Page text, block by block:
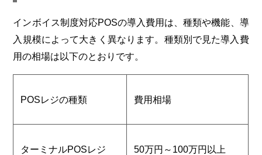
インボイス制度対応POSの導入費用は、種類や機能、導
入規模によって大きく異なります。種類別で見た導入費
用の相場は以下のとおりです。
POSレジの種類 費用相場
ターミナルPOSレジ 50万円～ 100万円以上